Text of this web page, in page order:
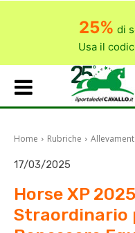
25% di
Usa il
Home Rubriche
17/03/2025
Horse XP
Straordinario